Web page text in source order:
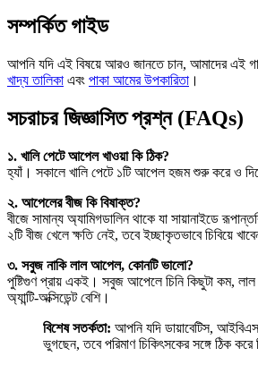
সম্পর্কিত গাইড
আপনি যদি এই বিষয়ে আরও জানতে চান, আমাদের এই
খাদ্য তালিকা এবং পাকা আমের উপকারিতা ।
সচরাচর জিজ্ঞাসিত প্রশ্ন (FAQs)
১. খালি পেটে আপেল খাওয়া কি ঠিক?
হ্যাঁ। সকালে খালি পেটে ১টি আপেল হজম শুরু করে ও
২. আপেলের বীজ কি বিষাক্ত?
বীজে সামান্য অ্যামিগডালিন থাকে যা সায়ানাইডে
২টি বীজ খেলে ক্ষতি নেই, তবে ইচ্ছাকৃতভাবে চিবিয়ে
৩. সবুজ নাকি লাল আপেল, কোনটি ভালো?
পুষ্টিগুণ প্রায় একই। সবুজ আপেলে চিনি কিছুটা কম,
অ্যান্টি-অক্সিডেন্ট বেশি।
বিশেষ সতর্কতা: আপনি যদি ডায়াবেটিস,
ভুগছেন, তবে পরিমাণ চিকিৎসকের সঙ্গে ঠিক করে